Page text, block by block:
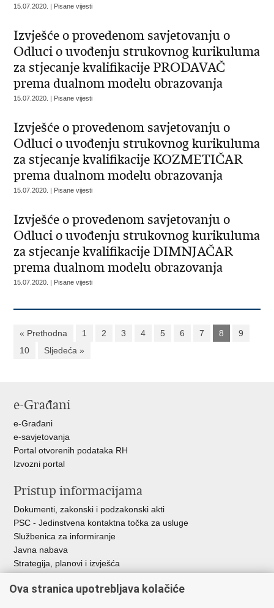
15.07.2020. | Pisane vijesti
Izvješće o provedenom savjetovanju o
Odluci o uvođenju strukovnog kurikuluma
za stjecanje kvalifikacije PRODAVAČ
prema dualnom modelu obrazovanja
15.07.2020. | Pisane vijesti
Izvješće o provedenom savjetovanju o
Odluci o uvođenju strukovnog kurikuluma
za stjecanje kvalifikacije KOZMETIČAR
prema dualnom modelu obrazovanja
15.07.2020. | Pisane vijesti
Izvješće o provedenom savjetovanju o
Odluci o uvođenju strukovnog kurikuluma
za stjecanje kvalifikacije DIMNJAČAR
prema dualnom modelu obrazovanja
15.07.2020. | Pisane vijesti
« Prethodna 1 2 3 4 5 6 7 8
9
10
Sljedeća »
e-Građani
e-Građani
e-savjetovanja
Portal otvorenih podataka RH
Izvozni portal
Pristup informacijama
Dokumenti, zakonski i podzakonski akti
PSC - Jedinstvena kontaktna točka za usluge
Službenica za informiranje
Javna nabava
Strategija, planovi i izvješća
Ova stranica upotrebljava kolačiće